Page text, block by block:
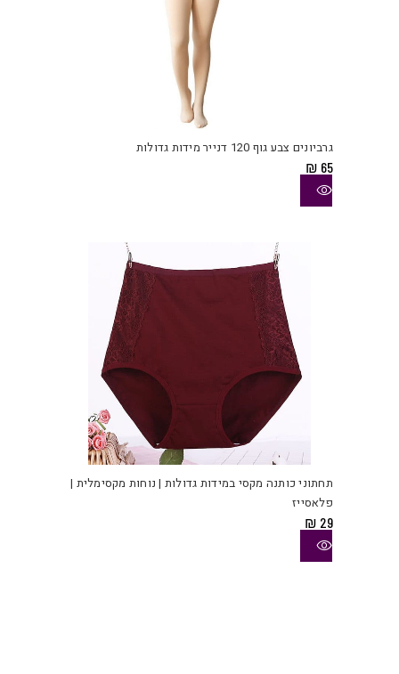
גרביונים צבע גוף 120 דנייר מידות גדולות
₪ 65
תחתוני כותנה מקסי במידות גדולות | נוחות מקסימלית |
פלאסייז
₪ 29